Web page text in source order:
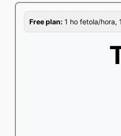
Free plan: 1 ho fetola/hora,